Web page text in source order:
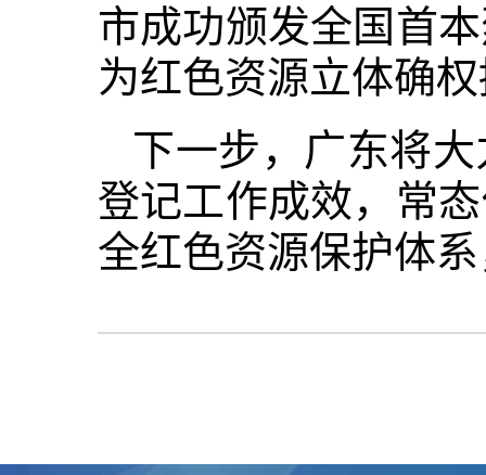
市成功颁发全国首
为红色资源立体确
下一步，广东将
登记工作成效，常
全红色资源保护体